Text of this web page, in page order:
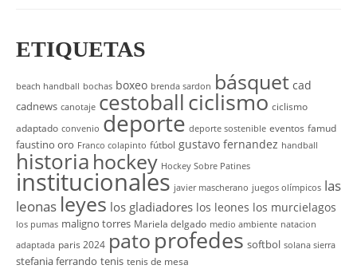
ETIQUETAS
beach handball bochas boxeo brenda sardon básquet cad
cadnews canotaje cestoballciclismo ciclismo
adaptado convenio deporte deporte sostenible eventos famud
faustino oro Franco colapinto fútbol gustavo fernandez handball
historia hockey Hockey Sobre Patines
institucionales javier mascherano juegos olímpicos las
leonas leyes los gladiadores los leones los murcielagos
los pumas maligno torres Mariela delgado medio ambiente natacion
adaptada paris 2024 pato profedes softbol solana sierra
stefania ferrando tenis tenis de mesa